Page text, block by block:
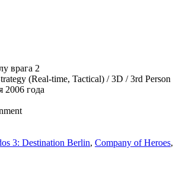
врага 2
(Real-time, Tactical) / 3D / 3rd Person
2006 года
3: Destination Berlin, Company of Heroes,